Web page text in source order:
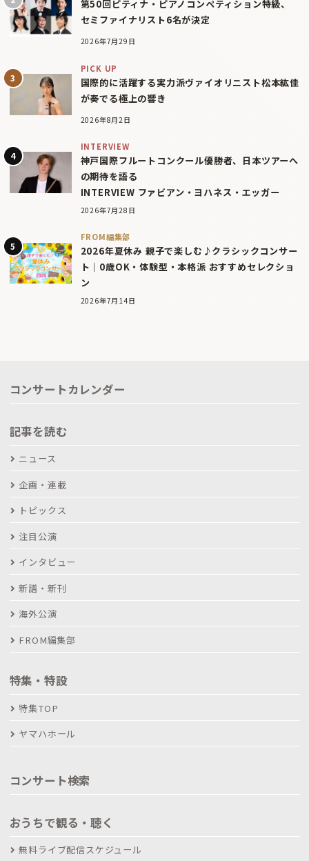
第50回ピティナ・ピアノコンペティション特級、
セミファイナリスト6名が決定
2026年7月29日
PICK UP
国際的に活躍する実力派ヴァイオリニスト松本紘佳
が奏でる極上の響き
2026年8月2日
INTERVIEW
神戸国際フルートコンクール優勝者、日本ツアーへ
の期待を語る
INTERVIEW ファビアン・ヨハネス・エッガー
2026年7月28日
FROM編集部
2026年夏休み 親子で楽しむ♪クラシックコンサー
ト｜0歳OK・体験型・本格派 おすすめセレクショ
ン
2026年7月14日
コンサートカレンダー
記事を読む
ニュース
企画・連載
トピックス
注目公演
インタビュー
新譜・新刊
海外公演
FROM編集部
特集・特設
特集TOP
ヤマハホール
コンサート検索
おうちで観る・聴く
無料ライブ配信スケジュール